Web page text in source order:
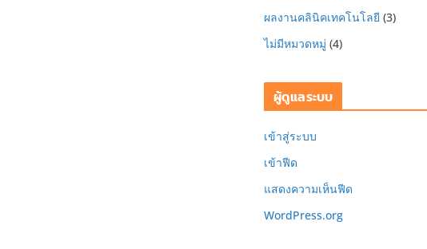
ผลงานคลินิคเทคโนโลยี (3)
ไม่มีหมวดหมู่ (4)
ผู้ดูแลระบบ
เข้าสู่ระบบ
เข้าฟีด
แสดงความเห็นฟีด
WordPress.org